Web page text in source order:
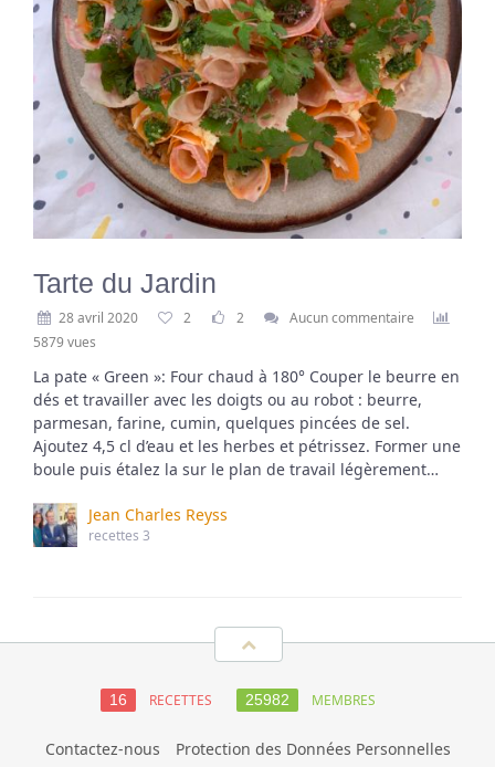
Tarte du Jardin
28 avril 2020 2 2
Aucun commentaire
5879 vues
La pate « Green »: Four chaud à 180° Couper le beurre en
dés et travailler avec les doigts ou au robot : beurre,
parmesan, farine, cumin, quelques pincées de sel.
Ajoutez 4,5 cl d’eau et les herbes et pétrissez. Former une
boule puis étalez la sur le plan de travail légèrement…
Jean Charles Reyss
recettes 3
16 RECETTES 25982 MEMBRES
Contactez-nous Protection des Données Personnelles